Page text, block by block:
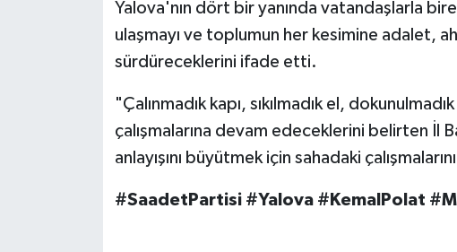
Yalova'nın dört bir yanında vatandaşlarla
ulaşmayı ve toplumun her kesimine adalet,
sürdüreceklerini ifade etti.
"Çalınmadık kapı, sıkılmadık el,
çalışmalarına devam edeceklerini belirten İl
anlayışını büyütmek için sahadaki
#SaadetPartisi #Yalova #KemalPolat